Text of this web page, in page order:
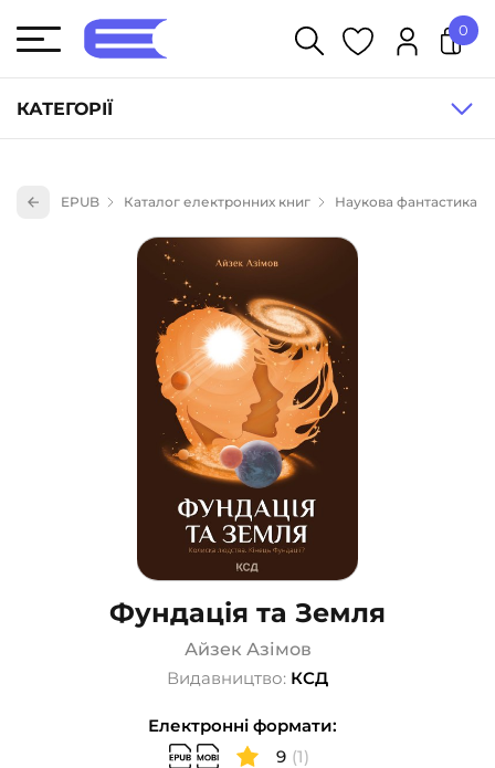
КАТЕГОРІЇ
Книги для дітей (833)
Книги для підлітків (240)
Науково-популярна література (1015)
Навчальна література та посібники (527)
Енциклопедії, довідники, словники (55)
Подарункові сертифікати (1)
0
EPUB Каталог електронних книг Наукова фантастика
Фундація та Земля
Айзек Азімов
Видавництво: КСД
Електронні формати:
9 (1)